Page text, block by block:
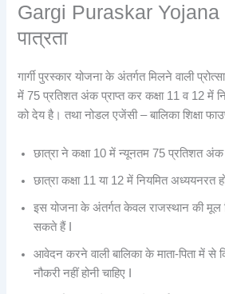
Gargi Puraskar
पात्रता
गार्गी पुरस्कार योजना के अंतर्गत मिलने वाली
में 75 प्रतिशत अंक प्राप्त कर कक्षा 11 व 12 में
को देय है। तथा नोडल एजेंसी – बालिका शिक्षा
छात्रा ने कक्षा 10 में न्यूनतम 75 प्रतिशत अंक
छात्रा कक्षा 11 या 12 में नियमित अध्ययनरत
इस योजना के अंतर्गत केवल राजस्थान की मूल
सकते हैं I
आवेदन करने वाली बालिका के माता-पिता में से
नौकरी नहीं होनी चाहिए I